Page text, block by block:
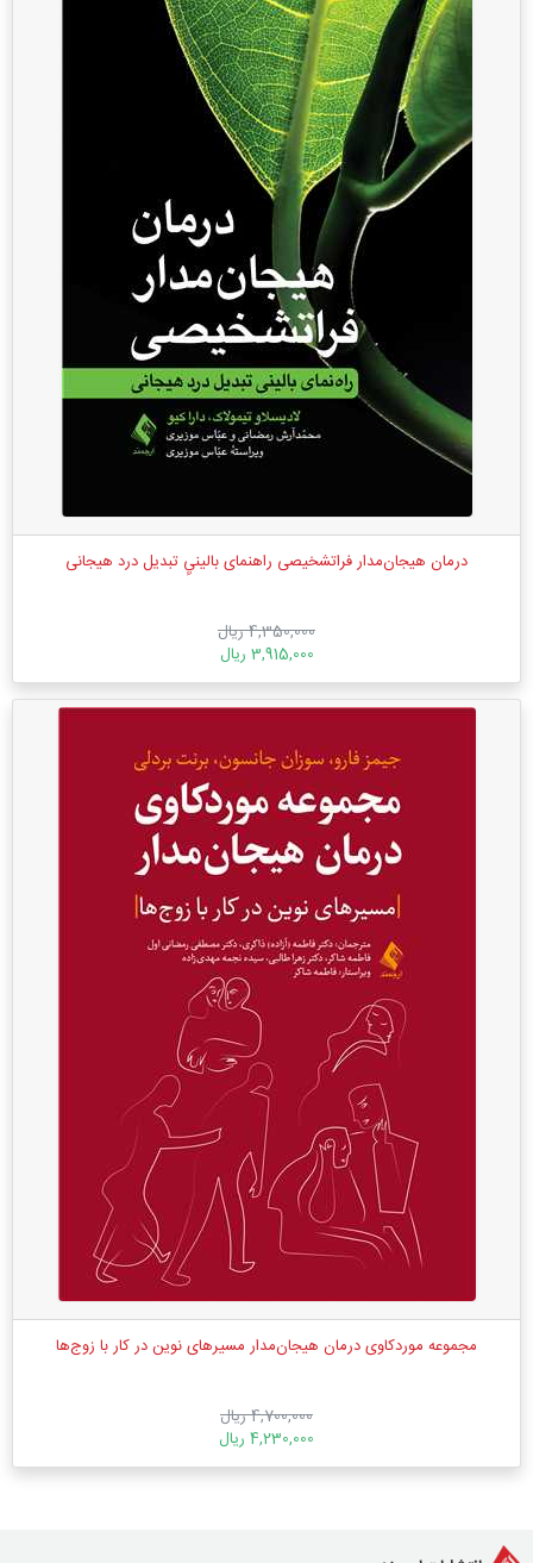
درمان هیجان‌مدار فراتشخیصی راهنمای بالینيِ تبدیل درد هیجانی
4,350,000 ریال
3,915,000 ریال
مجموعه موردکاوی درمان هیجان‌مدار مسیرهای نوین در کار با زوج‌ها
4,700,000 ریال
4,230,000 ریال